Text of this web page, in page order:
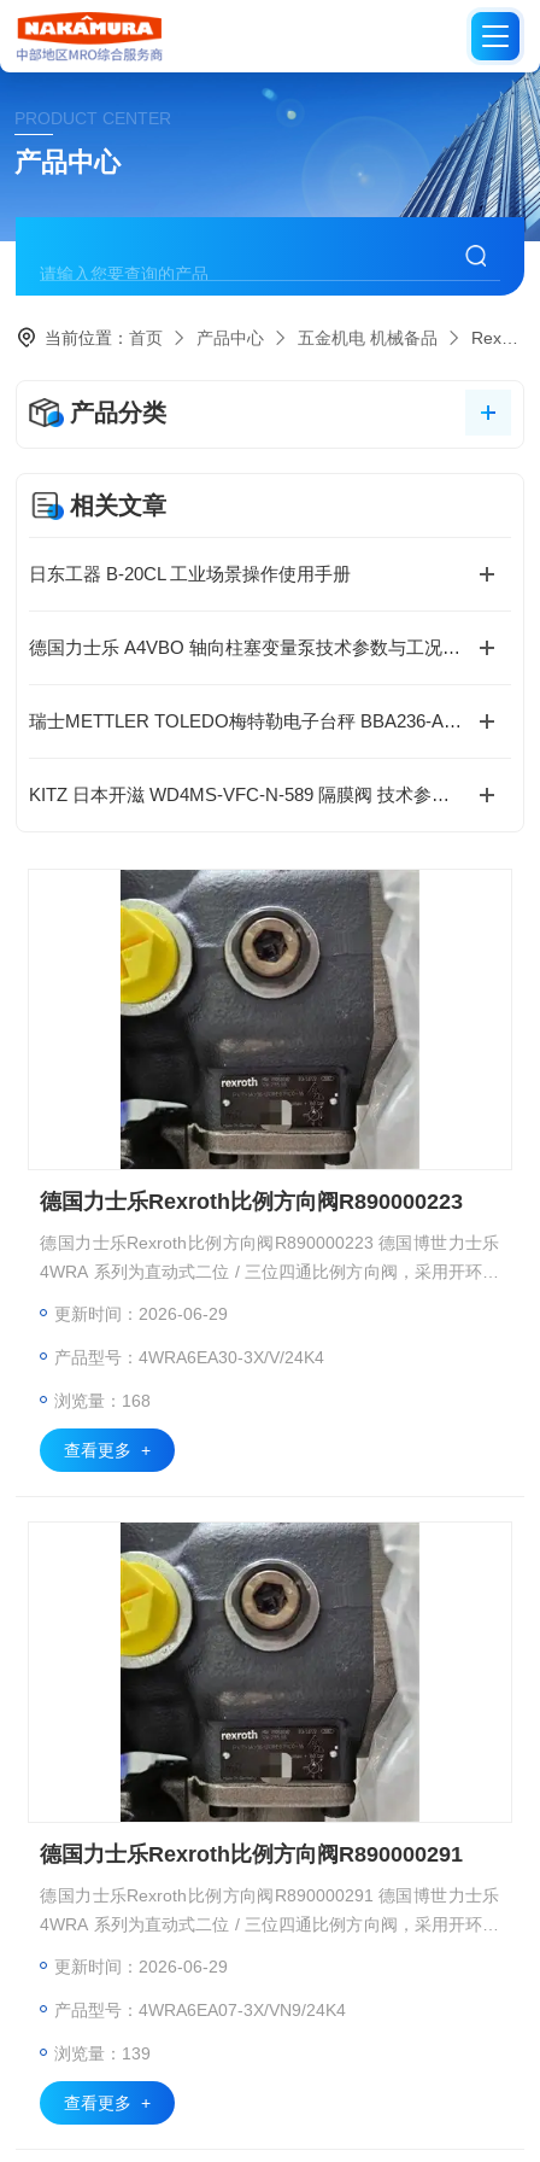
PRODUCT CENTER
产品中心
当前位置：首页 产品中心 五金机电 机械备品 Rexroth德国力士乐
产品分类
相关文章
日东工器 B-20CL 工业场景操作使用手册
德国力士乐 A4VBO 轴向柱塞变量泵技术参数与工况适配
瑞士METTLER TOLEDO梅特勒电子台秤 BBA236-A的特点
KITZ 日本开滋 WD4MS-VFC-N-589 隔膜阀 技术参数及选型依据
德国力士乐Rexroth比例方向阀R890000223
德国力士乐Rexroth比例方向阀R890000223 德国博世力士乐
4WRA 系列为直动式二位 / 三位四通比例方向阀，采用开环控
流向与流量，具备响应速度快、安装互换性强、换向运行平稳
更新时间：2026-06-29
产品型号：4WRA6EA30-3X/V/24K4
浏览量：168
查看更多 +
德国力士乐Rexroth比例方向阀R890000291
德国力士乐Rexroth比例方向阀R890000291 德国博世力士乐
4WRA 系列为直动式二位 / 三位四通比例方向阀，采用开环控
流向与流量，具备响应速度快、安装互换性强、换向运行平稳
更新时间：2026-06-29
产品型号：4WRA6EA07-3X/VN9/24K4
浏览量：139
查看更多 +